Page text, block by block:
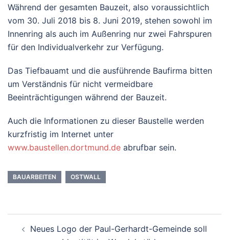
Während der gesamten Bauzeit, also voraussichtlich
vom 30. Juli 2018 bis 8. Juni 2019, stehen sowohl im
Innenring als auch im Außenring nur zwei Fahrspuren
für den Individualverkehr zur Verfügung.
Das Tiefbauamt und die ausführende Baufirma bitten
um Verständnis für nicht vermeidbare
Beeinträchtigungen während der Bauzeit.
Auch die Informationen zu dieser Baustelle werden
kurzfristig im Internet unter
www.baustellen.dortmund.de abrufbar sein.
BAUARBEITEN OSTWALL
Navigation
Neues Logo der Paul-Gerhardt-Gemeinde soll